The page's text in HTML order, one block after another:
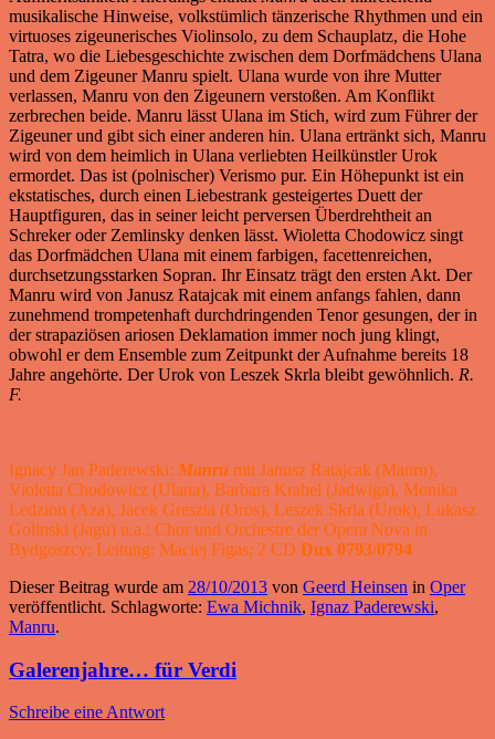
musikalische Hinweise, volkstümlich tänzerische Rhythmen und ein
virtuoses zigeunerisches Violinsolo, zu dem Schauplatz, die Hohe
Tatra, wo die Liebesgeschichte zwischen dem Dorfmädchens Ulana
und dem Zigeuner Manru spielt. Ulana wurde von ihre Mutter
verlassen, Manru von den Zigeunern verstoßen. Am Konflikt
zerbrechen beide. Manru lässt Ulana im Stich, wird zum Führer der
Zigeuner und gibt sich einer anderen hin. Ulana ertränkt sich, Manru
wird von dem heimlich in Ulana verliebten Heilkünstler Urok
ermordet. Das ist (polnischer) Verismo pur. Ein Höhepunkt ist ein
ekstatisches, durch einen Liebestrank gesteigertes Duett der
Hauptfiguren, das in seiner leicht perversen Überdrehtheit an
Schreker oder Zemlinsky denken lässt. Wioletta Chodowicz singt
das Dorfmädchen Ulana mit einem farbigen, facettenreichen,
durchsetzungsstarken Sopran. Ihr Einsatz trägt den ersten Akt. Der
Manru wird von Janusz Ratajcak mit einem anfangs fahlen, dann
zunehmend trompetenhaft durchdringenden Tenor gesungen, der in
der strapaziösen ariosen Deklamation immer noch jung klingt,
obwohl er dem Ensemble zum Zeitpunkt der Aufnahme bereits 18
Jahre angehörte. Der Urok von Leszek Skrla bleibt gewöhnlich. R.
F.
Ignacy Jan Paderewski: Manru mit Janusz Ratajcak (Manru),
Violetta Chodowicz (Ulana), Barbara Krahel (Jadwiga), Monika
Ledzion (Aza), Jacek Greszta (Oros), Leszek Skrla (Urok), Lukasz
Golinski (Jagu) u.a.; Chor und Orchestre der Opera Nova in
Bydgoszcy; Leitung: Maciej Figas; 2 CD Dux 0793/0794
Dieser Beitrag wurde am 28/10/2013 von Geerd Heinsen in Oper
veröffentlicht. Schlagworte: Ewa Michnik, Ignaz Paderewski,
Manru.
Galerenjahre… für Verdi
Schreibe eine Antwort